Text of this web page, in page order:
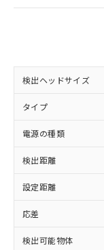
検出ヘッドサイズ
タイプ
電源の種類
検出距離
設定距離
応差
検出可能物体